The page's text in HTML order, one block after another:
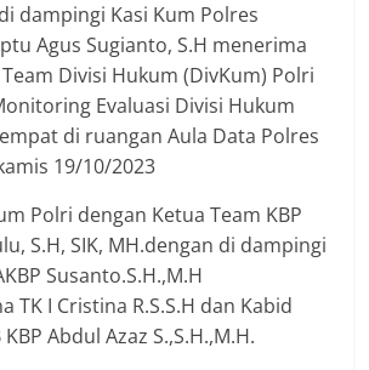
dampingi Kasi Kum Polres
Agus Sugianto, S.H menerima
Divisi Hukum (DivKum) Polri
Evaluasi Divisi Hukum
di ruangan Aula Data Polres
19/10/2023
Polri dengan Ketua Team KBP
S.H, SIK, MH.dengan di dampingi
Susanto.S.H.,M.H
TK I Cristina R.S.S.H dan Kabid
Abdul Azaz S.,S.H.,M.H.